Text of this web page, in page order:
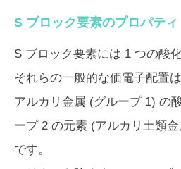
S ブロック要素のプロパティ
S ブロック要素には 1 つの酸
それらの一般的な価電子配置は
アルカリ金属 (グループ 1) の
ープ 2 の元素 (アルカリ土類
です。